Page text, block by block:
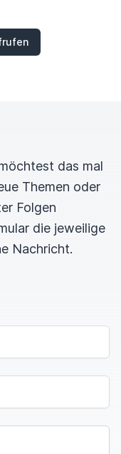
das mal
Themen oder
Folgen
die jeweilige
Nachricht.